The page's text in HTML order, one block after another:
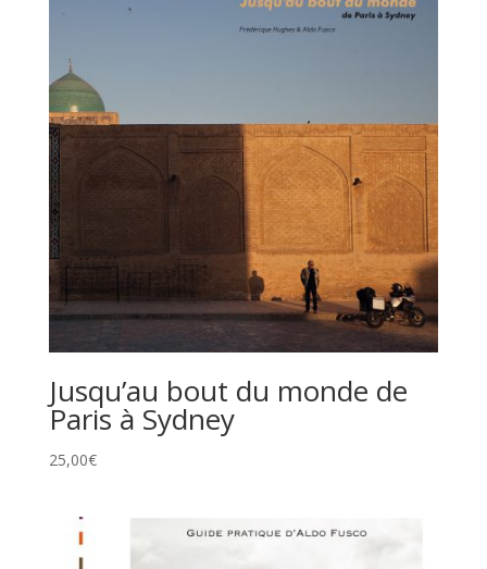
Jusqu’au bout du monde de
Paris à Sydney
25,00€